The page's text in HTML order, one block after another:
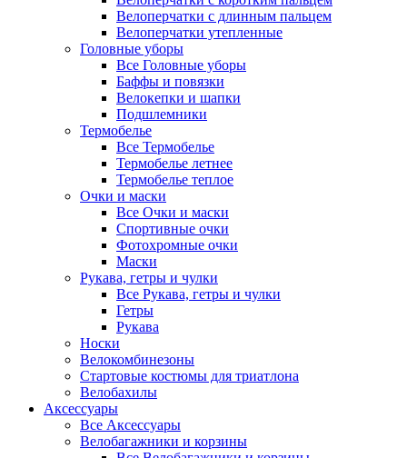
Велоперчатки с длинным пальцем
Велоперчатки утепленные
Головные уборы
Все Головные уборы
Баффы и повязки
Велокепки и шапки
Подшлемники
Термобелье
Все Термобелье
Термобелье летнее
Термобелье теплое
Очки и маски
Все Очки и маски
Спортивные очки
Фотохромные очки
Маски
Рукава, гетры и чулки
Все Рукава, гетры и чулки
Гетры
Рукава
Носки
Велокомбинезоны
Стартовые костюмы для триатлона
Велобахилы
Аксессуары
Все Аксессуары
Велобагажники и корзины